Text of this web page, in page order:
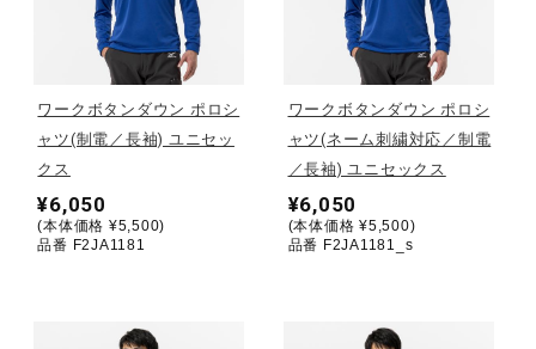
メディカル
コラボ／ライセンス
セール
ワークボタンダウン ポロシ
ャツ(制電／長袖) ユニセッ
クス
¥6,050
(本体価格 ¥5,500)
品番 F2JA1181
ワークボタンダウン ポロシ
ャツ(ネーム刺繍対応／制電
／長袖) ユニセックス
¥6,050
(本体価格 ¥5,500)
品番 F2JA1181_s